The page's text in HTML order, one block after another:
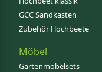
GCC Sandkasten
Zubehör Hochbeete
Möbel
Gartenmöbelsets